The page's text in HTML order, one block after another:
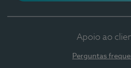
Apoio ao
Perguntas